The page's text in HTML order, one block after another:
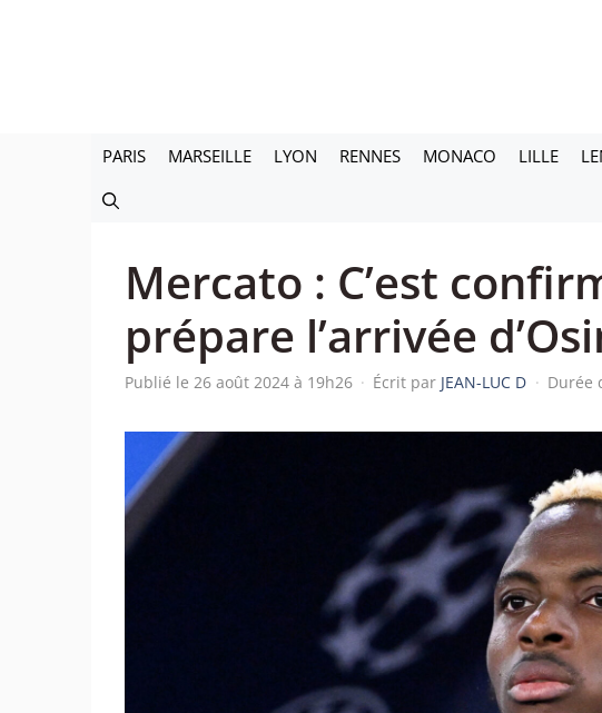
PARIS MARSEILLE LYON RENNES MONACO LILLE
Mercato : C’est
prépare l’arrivée
Publié le 26 août 2024 à 19h26 · Écrit par JEAN-LUC D · Durée